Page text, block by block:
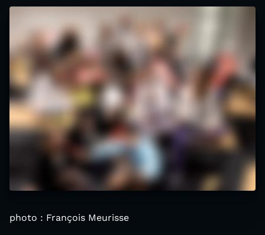
photo : François Meurisse